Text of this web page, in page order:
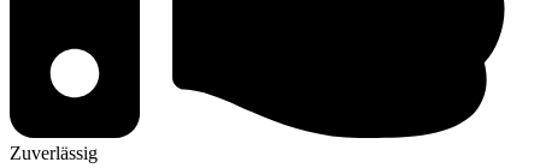
Zuverlässig